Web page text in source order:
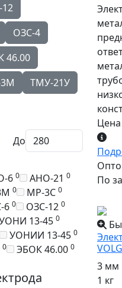
ОЗС-4
46.00
ТМУ-21У
До
6 0 АНО-21 0
0 МР-3С 0
6 0 ОЗС-12 0
13-45 0
УОНИИ 13-45 0
0 ЭБОК 46.00 0
По
3 мм
1 кг